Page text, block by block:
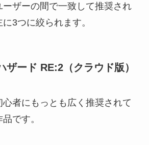
ーザーの間で一致して推奨され
3つに絞られます。
ザード RE:2（クラウド版）
者にもっとも広く推奨されて
です。